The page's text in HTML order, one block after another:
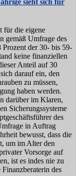
sieht sich für
für die eigene
gemäß Umfrage des
der 30- bis 59-
keine finanziellen
Anteil auf 30
darauf ein, den
zu müssen,
haben werden.
darüber im Klaren,
Sicherungssysteme
des
in Auftrag
bewusst, dass die
um im Alter den
Vorsorge auf
ist es indes nie zu
des